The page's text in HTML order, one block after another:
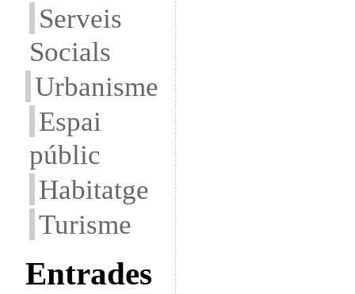
Serveis
Socials
Urbanisme
Espai
públic
Habitatge
Turisme
Entrades